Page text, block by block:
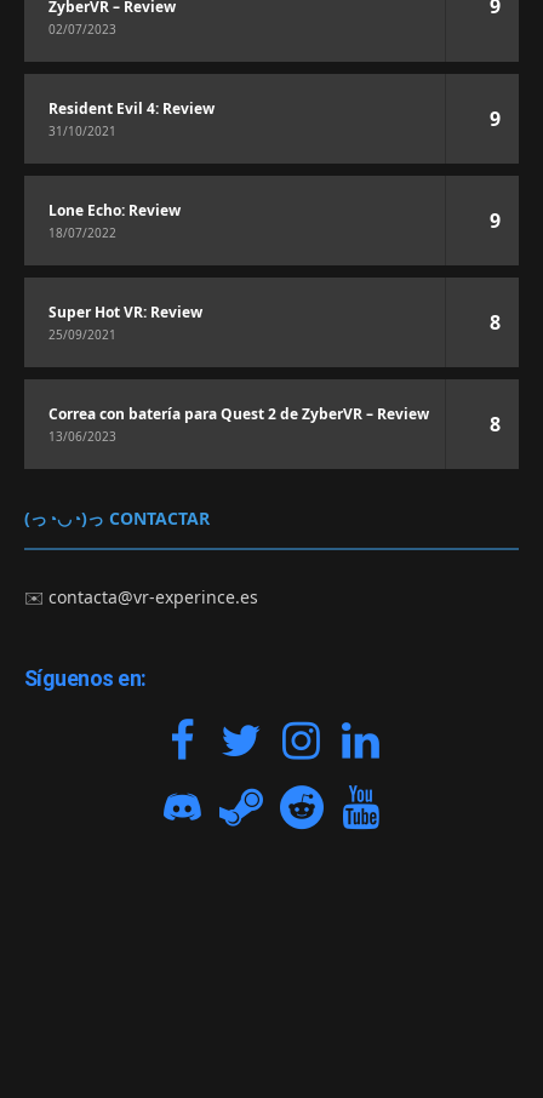
ZyberVR – Review
02/07/2023
9
Resident Evil 4: Review
31/10/2021 9
Lone Echo: Review
18/07/2022 9
Super Hot VR: Review
25/09/2021 8
Correa con batería para Quest 2 de ZyberVR – Review
13/06/2023 8
(っ◔◡◔)っ CONTACTAR
✉️contacta@vr-experince.es
Síguenos en: